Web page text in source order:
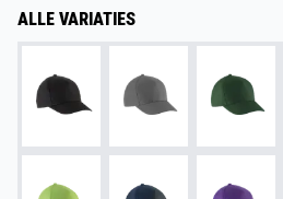
ALLE VARIATIES